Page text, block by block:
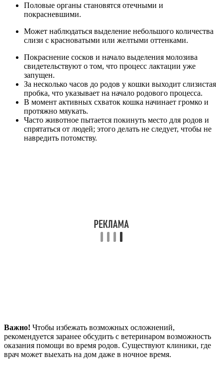
Половые органы становятся отечными и
покрасневшими.
Может наблюдаться выделение небольшого количества
слизи с красноватыми или желтыми оттенками.
Покраснение сосков и начало выделения молозива
свидетельствуют о том, что процесс лактации уже
запущен.
За несколько часов до родов у кошки выходит слизистая
пробка, что указывает на начало родового процесса.
В момент активных схваток кошка начинает громко и
протяжно мяукать.
Часто животное пытается покинуть место для родов и
спрятаться от людей; этого делать не следует, чтобы не
навредить потомству.
Важно! Чтобы избежать возможных осложнений,
рекомендуется заранее обсудить с ветеринаром возможность
оказания помощи во время родов. Существуют клиники, где
врач может выехать на дом даже в ночное время.